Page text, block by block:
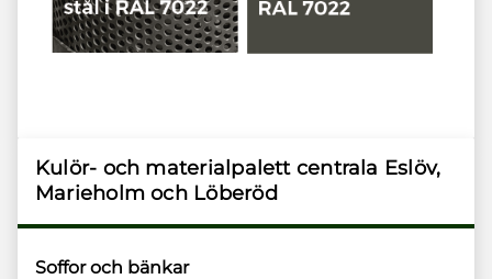
Kulör- och materialpalett centrala Eslöv,
Marieholm och Löberöd
Soffor och bänkar